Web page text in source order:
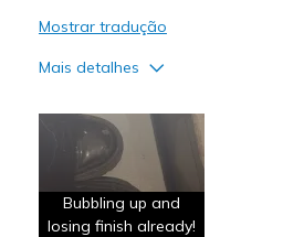
Mostrar tradução
Mais detalhes
Attractive Design
Comfortable
Stylish
Bubbling up and
losing finish already!